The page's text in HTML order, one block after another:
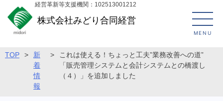
経営革新等支援機関：102513001212
株式会社みどり合同経営
MENU
TOP >
新
着
情
報
>
これは使える！ちょっと工夫”業務改善への道”
「販売管理システムと会計システムとの橋渡し
（４）」を追加しました